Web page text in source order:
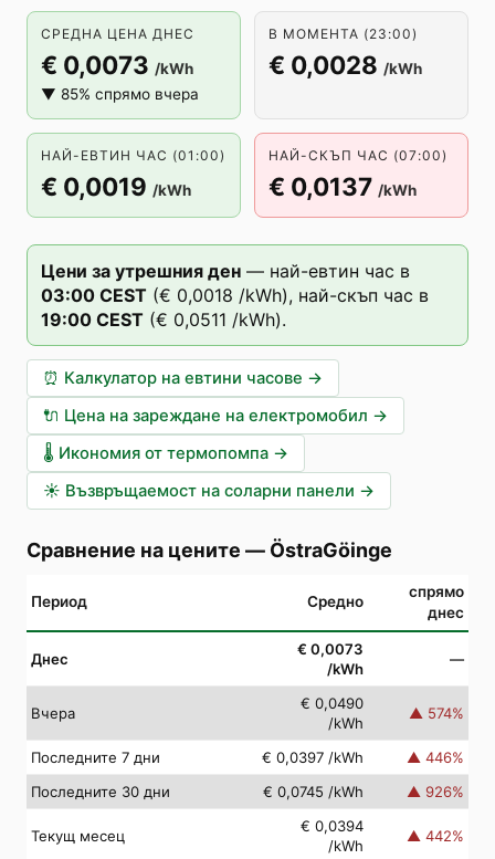
СРЕДНА ЦЕНА ДНЕС
€ 0,0073 /kWh
▼ 85% спрямо вчера
В МОМЕНТА (23:00)
€ 0,0028 /kWh
НАЙ-ЕВТИН ЧАС (01:00)
€ 0,0019 /kWh
НАЙ-СКЪП ЧАС (07:00)
€ 0,0137 /kWh
Цени за утрешния ден — най-евтин час в
03:00 CEST (€ 0,0018 /kWh), най-скъп час в
19:00 CEST (€ 0,0511 /kWh).
⏰ Калкулатор на евтини часове →
🔌 Цена на зареждане на електромобил →
🌡️ Икономия от термопомпа →
☀️ Възвръщаемост на соларни панели →
Сравнение на цените — ÖstraGöinge
Период Средно
спрямо
днес
Днес
€ 0,0073
/kWh
—
Вчера
€ 0,0490
/kWh
▲ 574%
Последните 7 дни € 0,0397 /kWh ▲ 446%
Последните 30 дни
€ 0,0745 /kWh ▲ 926%
Текущ месец
€ 0,0394
/kWh
▲ 442%